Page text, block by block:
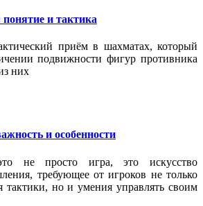
и тактика
приём в шахматах, который
подвижности фигур противника
них
и особенности
не просто игра, это искусство
требующее от игроков не только
тактики, но и умения управлять своим